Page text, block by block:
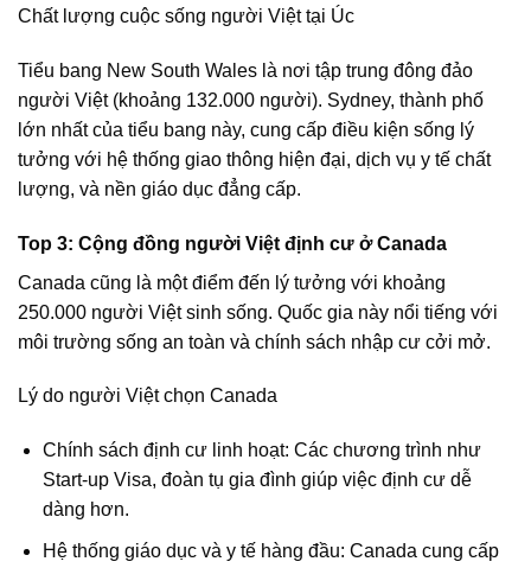
Chất lượng cuộc sống người Việt tại Úc
Tiểu bang New South Wales là nơi tập trung đông đảo
người Việt (khoảng 132.000 người). Sydney, thành phố
lớn nhất của tiểu bang này, cung cấp điều kiện sống lý
tưởng với hệ thống giao thông hiện đại, dịch vụ y tế chất
lượng, và nền giáo dục đẳng cấp.
Top 3: Cộng đồng người Việt định cư ở Canada
Canada cũng là một điểm đến lý tưởng với khoảng
250.000 người Việt sinh sống. Quốc gia này nổi tiếng với
môi trường sống an toàn và chính sách nhập cư cởi mở.
Lý do người Việt chọn Canada
Chính sách định cư linh hoạt: Các chương trình như
Start-up Visa, đoàn tụ gia đình giúp việc định cư dễ
dàng hơn.
Hệ thống giáo dục và y tế hàng đầu: Canada cung cấp